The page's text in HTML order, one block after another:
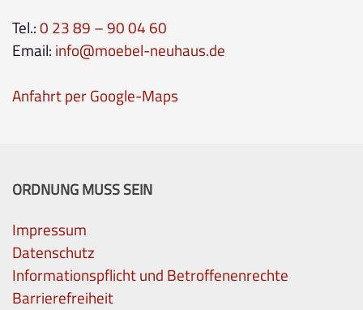
Tel.:0 23 89 – 90 04 60
Email: info@moebel-neuhaus.de
Anfahrt per Google-Maps
ORDNUNG MUSS SEIN
Impressum
Datenschutz
Informationspflicht und Betroffenenrechte
Barrierefreiheit